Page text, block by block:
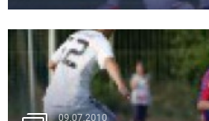
09.07.2010